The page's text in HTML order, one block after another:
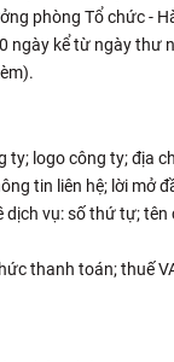
phòng Tổ chức -
ngày kể từ ngày thư
logo công ty; địa
tin liên hệ; lời mở
vụ: số thứ tự;
thanh toán; thuế